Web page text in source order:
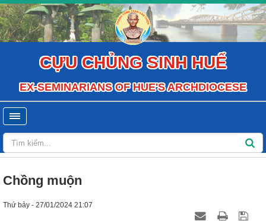
CỰU CHỦNG SINH HUẾ
EX-SEMINARIANS OF HUE'S ARCHDIOCESE
Chồng muộn
Thứ bảy - 27/01/2024 21:07